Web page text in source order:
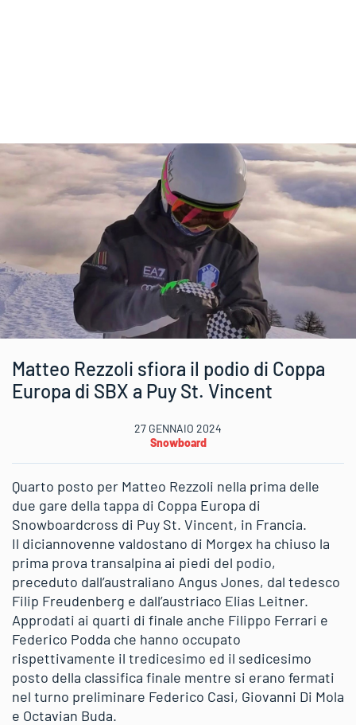
Matteo Rezzoli sfiora il podio di Coppa
Europa di SBX a Puy St. Vincent
27 GENNAIO 2024
Snowboard
Quarto posto per Matteo Rezzoli nella prima delle
due gare della tappa di Coppa Europa di
Snowboardcross di Puy St. Vincent, in Francia.
Il diciannovenne valdostano di Morgex ha chiuso la
prima prova transalpina ai piedi del podio,
preceduto dall’australiano Angus Jones, dal tedesco
Filip Freudenberg e dall’austriaco Elias Leitner.
Approdati ai quarti di finale anche Filippo Ferrari e
Federico Podda che hanno occupato
rispettivamente il tredicesimo ed il sedicesimo
posto della classifica finale mentre si erano fermati
nel turno preliminare Federico Casi, Giovanni Di Mola
e Octavian Buda.